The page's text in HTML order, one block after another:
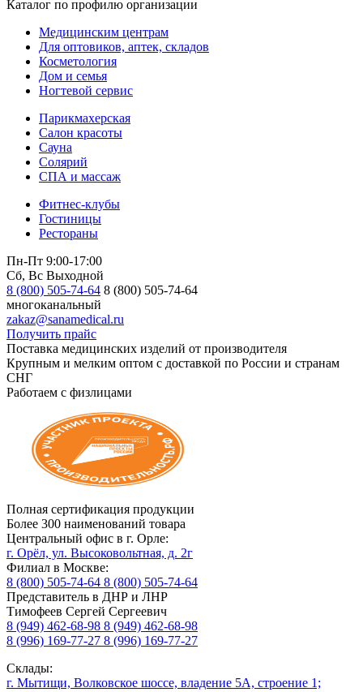
Каталог по профилю организации
Медицинским центрам
Для оптовиков, аптек, складов
Косметология
Дом и семья
Ногтевой сервис
Парикмахерская
Салон красоты
Сауна
Солярий
СПА и массаж
Фитнес-клубы
Гостиницы
Рестораны
Пн-Пт 9:00-17:00
Сб, Вс Выходной
8 (800) 505-74-64 8 (800) 505-74-64
многоканальный
zakaz@sanamedical.ru
Получить прайс
Поставка медицинских изделий от производителя
Крупным и мелким оптом с доставкой по России и странам
СНГ
Работаем с физлицами
Полная сертификация продукции
Более 300 наименований товара
Центральный офис в г. Орле:
г. Орёл, ул. Высоковольтная, д. 2г
Филиал в Москве:
8 (800) 505-74-64 8 (800) 505-74-64
Представитель в ДНР и ЛНР
Тимофеев Сергей Сергеевич
8 (949) 462-68-98 8 (949) 462-68-98
8 (996) 169-77-27 8 (996) 169-77-27
Склады:
г. Мытищи, Волковское шоссе, владение 5А, строение 1;